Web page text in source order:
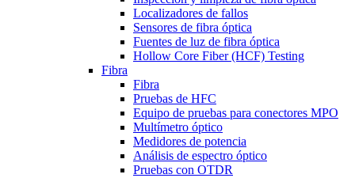
Localizadores de fallos
Sensores de fibra óptica
Fuentes de luz de fibra óptica
Hollow Core Fiber (HCF) Testing
Fibra
Fibra
Pruebas de HFC
Equipo de pruebas para conectores MPO
Multímetro óptico
Medidores de potencia
Análisis de espectro óptico
Pruebas con OTDR